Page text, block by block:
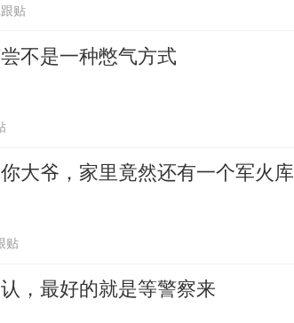
贴
不是一种憋气方式
大爷，家里竟然还有一个军火库
贴
，最好的就是等警察来